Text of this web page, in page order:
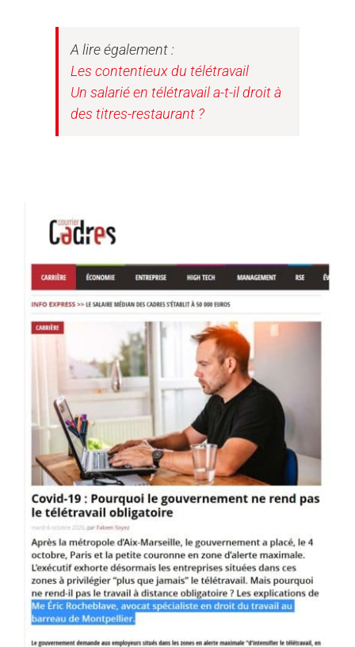
A lire également :
Les contentieux du télétravail
Un salarié en télétravail a-t-il droit à
des titres-restaurant ?